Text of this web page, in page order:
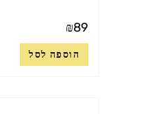
₪89
הוספה לסל